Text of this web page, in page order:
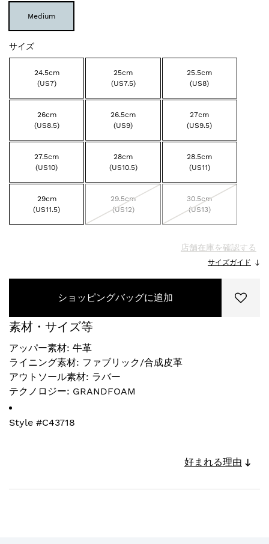
Medium
サイズ
24.5cm
(US7)
25cm
(US7.5)
25.5cm
(US8)
26cm
(US8.5)
26.5cm
(US9)
27cm
(US9.5)
27.5cm
(US10)
28cm
(US10.5)
28.5cm
(US11)
29cm
(US11.5)
29.5cm
(US12)
30.5cm
(US13)
店舗在庫を確認する
サイズガイド
ショッピングバッグに追加
素材・サイズ等
アッパー素材: 牛革
ライニング素材: ファブリック/合成皮革
アウトソール素材: ラバー
テクノロジー: GRANDFOAM
Style #C43718
好まれる理由